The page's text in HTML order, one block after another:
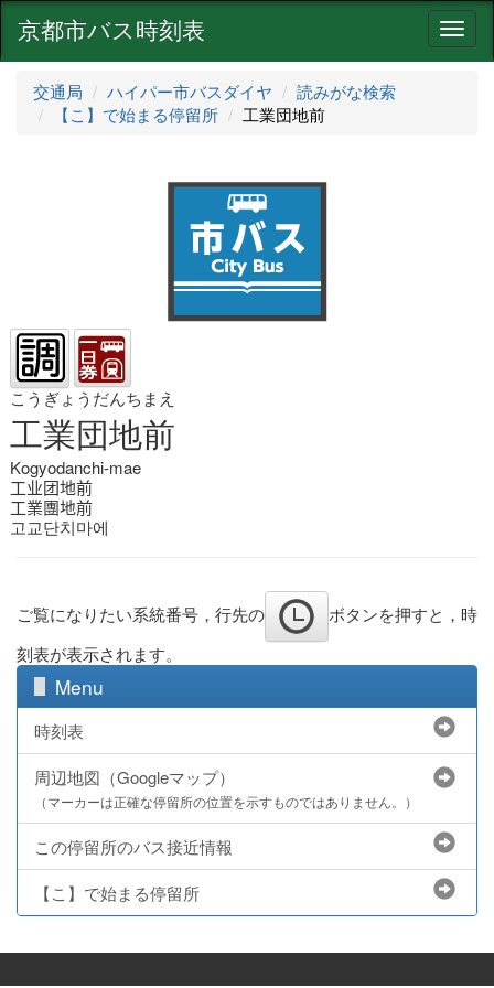
ナ
ビ
京都市バス時刻表
交通局 ハイパー市バスダイヤ
読みがな検索
【こ】で始まる停留所
工業団地前
こうぎょうだんちまえ
工業団地前
Kogyodanchi-mae
工业团地前
工業團地前
고교단치마에
ご覧になりたい系統番号，行先の
ボタンを押すと，時
刻表が表示されます。
Menu
時刻表
周辺地図（Googleマップ）
（マーカーは正確な停留所の位置を示すものではありません。）
この停留所のバス接近情報
【こ】で始まる停留所